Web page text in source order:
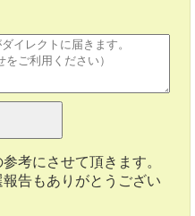
考にさせて頂きます。
告もありがとうござい